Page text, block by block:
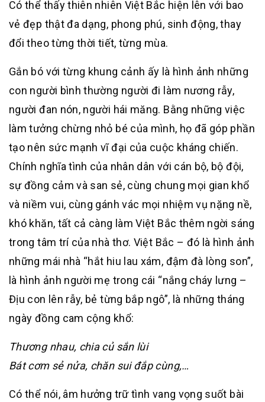
Có thể thấy thiên nhiên Việt Bắc hiện lên với bao
vẻ đẹp thật đa dạng, phong phú, sinh động, thay
đổi theo từng thời tiết, từng mùa.
Gắn bó với từng khung cảnh ấy là hình ảnh những
con người bình thường người đi làm nương rẫy,
người đan nón, người hái măng. Bằng những việc
làm tưởng chừng nhỏ bé của mình, họ đã góp phần
tạo nên sức mạnh vĩ đại của cuộc kháng chiến.
Chính nghĩa tình của nhân dân với cán bộ, bộ đội,
sự đồng cảm và san sẻ, cùng chung mọi gian khổ
và niềm vui, cùng gánh vác mọi nhiệm vụ nặng nề,
khó khăn, tất cả càng làm Việt Bắc thêm ngời sáng
trong tâm trí của nhà thơ. Việt Bắc – đó là hình ảnh
những mái nhà “hắt hiu lau xám, đậm đà lòng son”,
là hình ảnh người mẹ trong cái “nắng cháy lưng –
Địu con lên rẫy, bẻ từng bắp ngô”, là những tháng
ngày đồng cam cộng khổ:
Thương nhau, chia củ sắn lùi
Bát cơm sẻ nửa, chăn sui đắp cùng,…
Có thể nói, âm hưởng trữ tình vang vọng suốt bài